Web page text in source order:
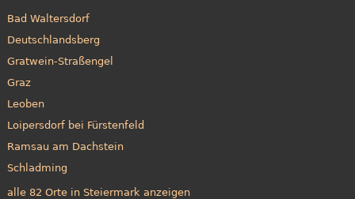
Bad Waltersdorf
Deutschlandsberg
Gratwein-Straßengel
Graz
Leoben
Loipersdorf bei Fürstenfeld
Ramsau am Dachstein
Schladming
alle 82 Orte in Steiermark anzeigen